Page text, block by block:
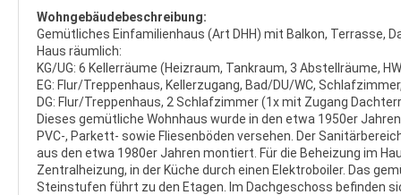
Wohngebäudebeschreibung:
Gemütliches Einfamilienhaus (Art DHH) mit Balkon, Terrasse,
Haus räumlich:
KG/UG: 6 Kellerräume (Heizraum, Tankraum, 3 Abstellräume,
EG: Flur/Treppenhaus, Kellerzugang, Bad/DU/WC,
DG: Flur/Treppenhaus, 2 Schlafzimmer (1x mit Zugang
Dieses gemütliche Wohnhaus wurde in den etwa 1950er
PVC-, Parkett- sowie Fliesenböden versehen. Der
aus den etwa 1980er Jahren montiert. Für die Beheizung im
Zentralheizung, in der Küche durch einen Elektroboiler. Das
Steinstufen führt zu den Etagen. Im Dachgeschoss befinden